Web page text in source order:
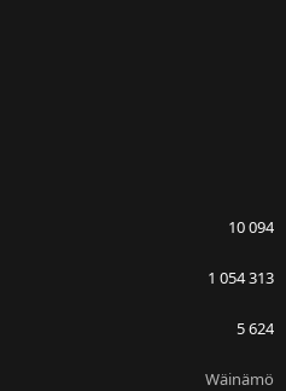
10 094
1 054 313
5 624
Wäinämö